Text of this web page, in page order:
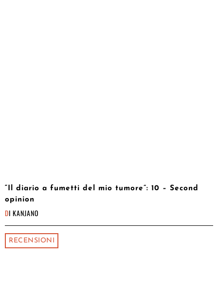
“Il diario a fumetti del mio tumore”: 10 – Second
opinion
DI KANJANO
RECENSIONI